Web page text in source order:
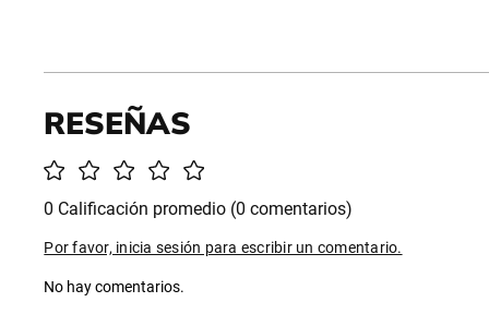
0 Calificación promedio (0 comentarios)
Por favor, inicia sesión para escribir un comentario.
No hay comentarios.